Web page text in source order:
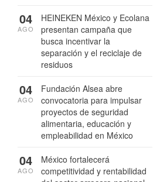
HEINEKEN México y Ecolana
presentan campaña que
busca incentivar la
separación y el reciclaje de
residuos
04
AGO
Fundación Alsea abre
convocatoria para impulsar
proyectos de seguridad
alimentaria, educación y
empleabilidad en México
04
AGO
México fortalecerá
competitividad y rentabilidad
04
AGO